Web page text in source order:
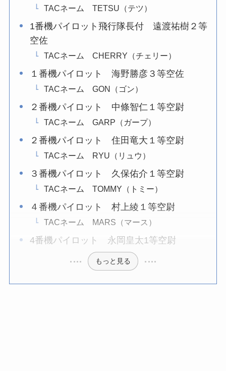
TACネーム TETSU（テツ）
1番機パイロット飛行隊長付 遠渡祐樹２等
空佐
TACネーム CHERRY（チェリー）
１番機パイロット 海野勝彦３等空佐
TACネーム GON（ゴン）
２番機パイロット 中條智仁１等空尉
TACネーム GARP（ガープ）
２番機パイロット 住田竜大１等空尉
TACネーム RYU（リュウ）
３番機パイロット 久保佑介１等空尉
TACネーム TOMMY（トミー）
４番機パイロット 村上綾１等空尉
TACネーム MARS（マース）
4番機パイロット 永岡皇太1等空尉
もっと見る